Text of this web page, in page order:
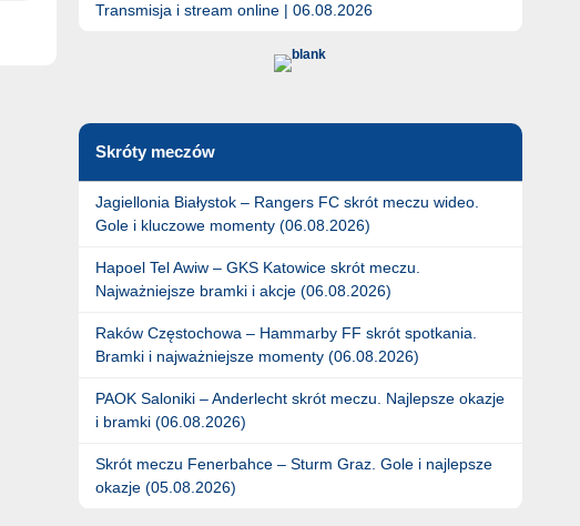
Transmisja i stream online | 06.08.2026
Skróty meczów
Jagiellonia Białystok – Rangers FC skrót meczu wideo.
Gole i kluczowe momenty (06.08.2026)
Hapoel Tel Awiw – GKS Katowice skrót meczu.
Najważniejsze bramki i akcje (06.08.2026)
Raków Częstochowa – Hammarby FF skrót spotkania.
Bramki i najważniejsze momenty (06.08.2026)
PAOK Saloniki – Anderlecht skrót meczu. Najlepsze okazje
i bramki (06.08.2026)
Skrót meczu Fenerbahce – Sturm Graz. Gole i najlepsze
okazje (05.08.2026)